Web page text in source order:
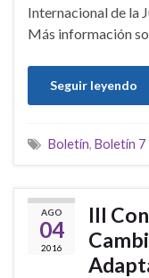
Internacional de la
Más información
Seguir leyendo
Boletín, Boletín
AGO
04
2016
III